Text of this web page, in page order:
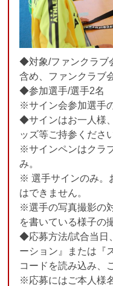
◆対象/ファンクラブ
含め、ファンクラブ
◆参加選手/選手2名
※サイン会参加選手
◆サインはお一人様
ッズ等ご持参ください
※サインペンはクラ
み。
※ 選手サインのみ。
はできません。
※選手の写真撮影の
を書いている様子の
◆応募方法/試合当日
ーション』または『
コードを読み込み、
※応募にはご本人様